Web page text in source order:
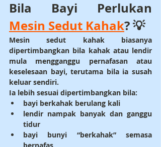
Mesin Sedut Kahak? 💡
Mesin sedut kahak biasanya
dipertimbangkan bila kahak atau lendir
mula mengganggu pernafasan atau
keselesaan bayi, terutama bila ia susah
keluar sendiri.
Ia lebih sesuai dipertimbangkan bila:
bayi berkahak berulang kali
lendir nampak banyak dan ganggu
tidur
bayi bunyi “berkahak” semasa